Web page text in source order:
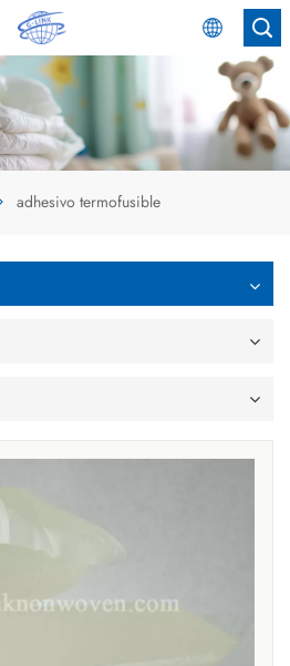
Español
English
adhesivo termofusible